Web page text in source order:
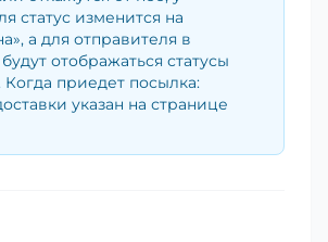
статус изменится на
а для отправителя в
отображаться статусы
Когда приедет посылка:
указан на странице